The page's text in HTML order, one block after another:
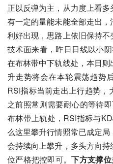
正以反弹为主，从力度上看
有一定的量能未能全部走出
利好出现，思路上依旧保持
技术面来看，昨日日线以小
在布林带中下轨线处，本日
升走势将会在本轮震荡趋势
RSI指标当前走出上行趋势
之前照常则需要耐心的等待
布林带上轨处，RSI指标与
么这里攀升行情照常已成定
会持续向上攀升，多头方向
位严格把控即可。下方支撑